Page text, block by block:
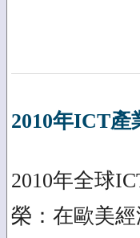
2010年ICT產
2010年全球
榮：在歐美